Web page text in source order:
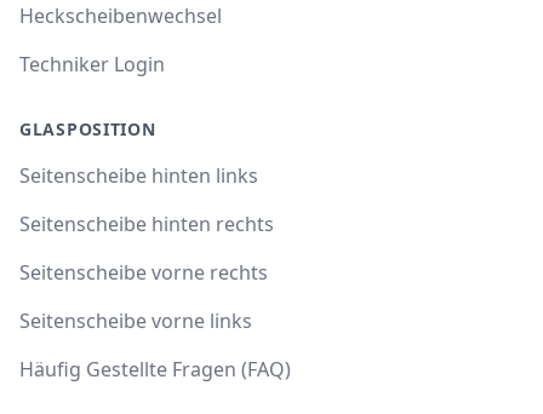
Heckscheibenwechsel
Techniker Login
GLASPOSITION
Seitenscheibe hinten links
Seitenscheibe hinten rechts
Seitenscheibe vorne rechts
Seitenscheibe vorne links
Häufig Gestellte Fragen (FAQ)